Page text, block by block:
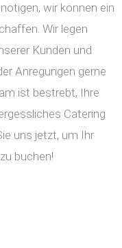
wir können ein
Wir legen
Kunden und
Anregungen gerne
ist bestrebt, Ihre
Catering
uns jetzt, um Ihr
buchen!